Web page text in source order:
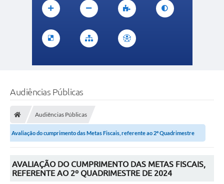
Audiências Públicas
Audiências Públicas
Avaliação do cumprimento das Metas Fiscais, referente ao 2º Quadrimestre
AVALIAÇÃO DO CUMPRIMENTO DAS METAS FISCAIS,
REFERENTE AO 2º QUADRIMESTRE DE 2024